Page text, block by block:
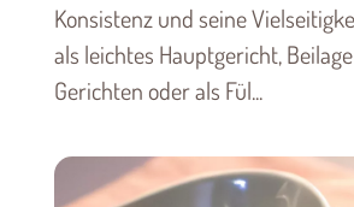
Konsistenz und seine
als leichtes Hauptgericht,
Gerichten oder als Fül...